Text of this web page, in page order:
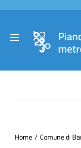
Salta
contenuto
Toggle
Home Comune di